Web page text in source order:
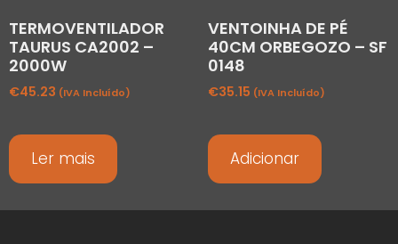
TERMOVENTILADOR
TAURUS CA2002 –
2000W
€45.23 (IVA Incluído)
Ler mais
VENTOINHA DE PÉ
40CM ORBEGOZO – SF
0148
€35.15 (IVA Incluído)
Adicionar